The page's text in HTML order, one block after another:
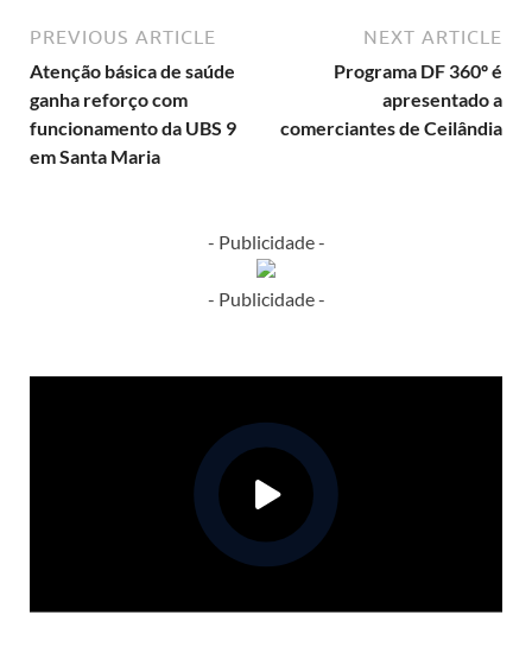
PREVIOUS ARTICLE
Atenção básica de saúde
ganha reforço com
funcionamento da UBS 9
em Santa Maria
NEXT ARTICLE
Programa DF 360º é
apresentado a
comerciantes de Ceilândia
- Publicidade -
- Publicidade -